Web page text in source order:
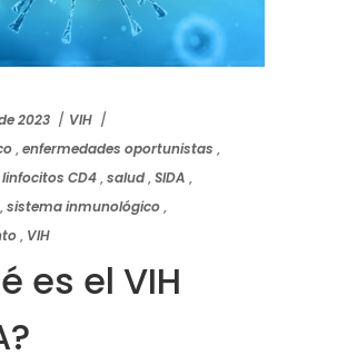
2023
VIH
,enfermedades oportunistas ,
linfocitos CD4,salud,SIDA ,
,sistema inmunológico,
, VIH
es el VIH